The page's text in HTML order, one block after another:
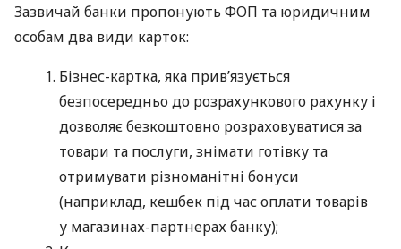
Зазвичай банки пропонують ФОП та юридичним
особам два види карток:
Бізнес-картка, яка прив’язується
безпосередньо до розрахункового рахунку і
дозволяє безкоштовно розраховуватися за
товари та послуги, знімати готівку та
отримувати різноманітні бонуси
(наприклад, кешбек під час оплати товарів
у магазинах-партнерах банку);